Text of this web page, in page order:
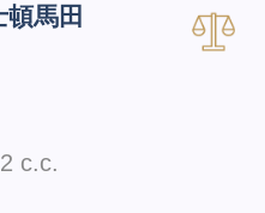
馬田
c.c.